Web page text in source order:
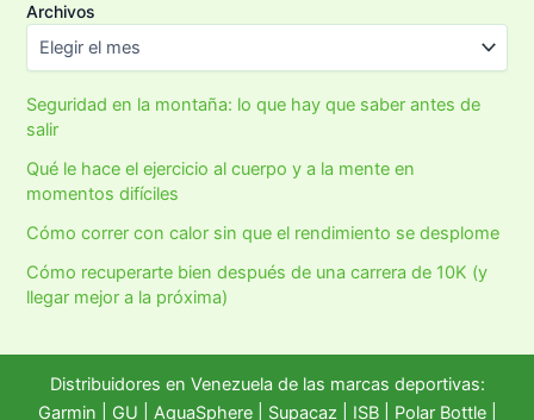
Archivos
Seguridad en la montaña: lo que hay que saber antes de
salir
Qué le hace el ejercicio al cuerpo y a la mente en
momentos difíciles
Cómo correr con calor sin que el rendimiento se desplome
Cómo recuperarte bien después de una carrera de 10K (y
llegar mejor a la próxima)
Distribuidores en Venezuela de las marcas deportivas:
Garmin
GU AquaSphere| Supacaz | ISB | Polar Bottle|